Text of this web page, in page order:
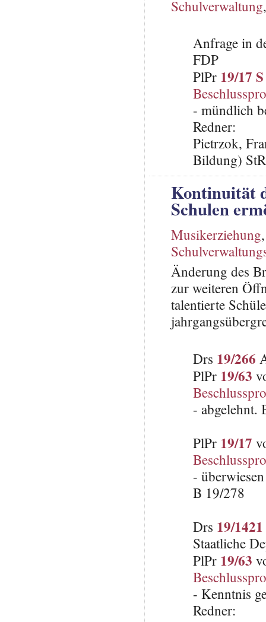
Schulverwaltung
Anfrage in
FDP
PlPr 19/17 S
- mündlich
Redner:
Pietrzok,
Bildung)
Kontinuität
Schulen
Musikerziehung
Änderung des
zur weiteren
talentierte
Drs 19/266
PlPr 19/63
- abgelehnt.
PlPr 19/17
-
B 19/278
Drs 19/1421
Staatliche
PlPr 19/63
- Kenntnis
Redner: